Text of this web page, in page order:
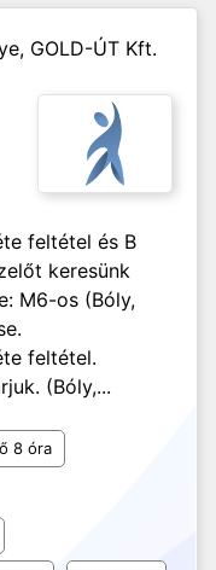
GOLD-ÚT Kft.
feltétel és B
keresünk
M6-os (Bóly,
feltétel.
(Bóly,...
8 óra